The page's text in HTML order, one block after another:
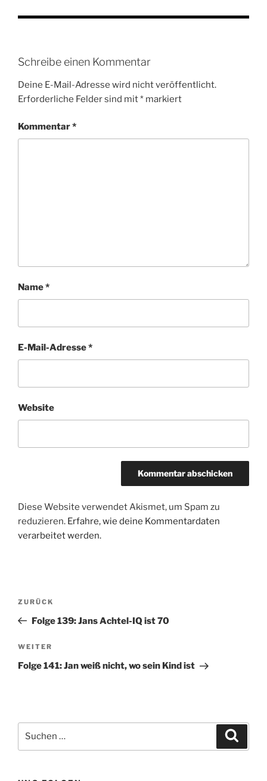
Schreibe einen Kommentar
Deine E-Mail-Adresse wird nicht veröffentlicht.
Erforderliche Felder sind mit* markiert
Kommentar*
Name*
E-Mail-Adresse*
Website
Diese Website verwendet Akismet, um Spam zu
reduzieren. Erfahre, wie deine Kommentardaten
verarbeitet werden.
Beitragsnavigation
Vorheriger
Beitrag
ZURÜCK
Folge 139: Jans Achtel-IQ ist 70
Nächster
Beitrag
WEITER
Folge 141: Jan weiß nicht, wo sein Kind ist
nach: